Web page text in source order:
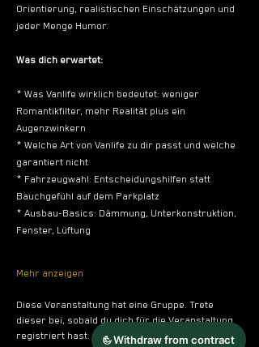
Orientierung, realistischen Einschätzungen und
jeder Menge Humor.
Was dich erwartet:
* Was Vanlife wirklich bedeutet: weniger
Romantikfilter, mehr Realität plus ein
Augenzwinkern
* Welche Art von Vanlife zu dir passt und welche
garantiert nicht
* Fahrzeugwahl: Entscheidungshilfen statt
Bauchgefühl auf dem Parkplatz
* Ausbau-Basics: Dämmung, Unterkonstruktion,
Fenster, Lüftung
Mehr anzeigen
Diese Veranstaltung hat eine Gruppe. Trete
dieser bei, sobald du dich für die Veranstaltung
registriert hast.